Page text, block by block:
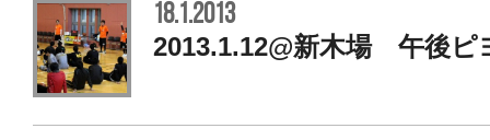
18.1.2013
2013.1.12@新木場 午後